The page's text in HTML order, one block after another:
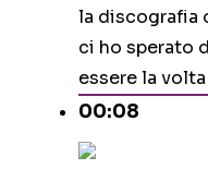
la discografia
ci ho sperato
essere la volta
00:08